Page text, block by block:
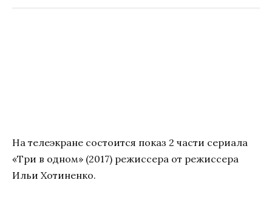
На телеэкране состоится показ 2 части сериала
«Три в одном» (2017) режиссера от режиссера
Ильи Хотиненко.